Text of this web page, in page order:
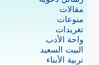
مقالات
منوعات
تغريدات
واحة الأدب
البيت السعيد
تربية الأبناء